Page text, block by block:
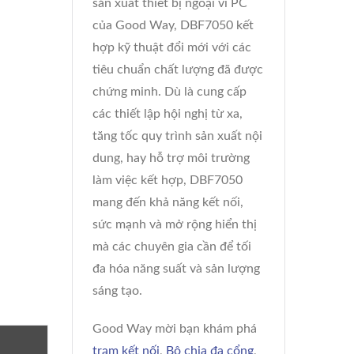
sản xuất thiết bị ngoại vi PC
của Good Way, DBF7050 kết
hợp kỹ thuật đổi mới với các
tiêu chuẩn chất lượng đã được
chứng minh. Dù là cung cấp
các thiết lập hội nghị từ xa,
tăng tốc quy trình sản xuất nội
dung, hay hỗ trợ môi trường
làm việc kết hợp, DBF7050
mang đến khả năng kết nối,
sức mạnh và mở rộng hiển thị
mà các chuyên gia cần để tối
đa hóa năng suất và sản lượng
sáng tạo.
Good Way mời bạn khám phá
trạm kết nối, Bộ chia đa cổng,